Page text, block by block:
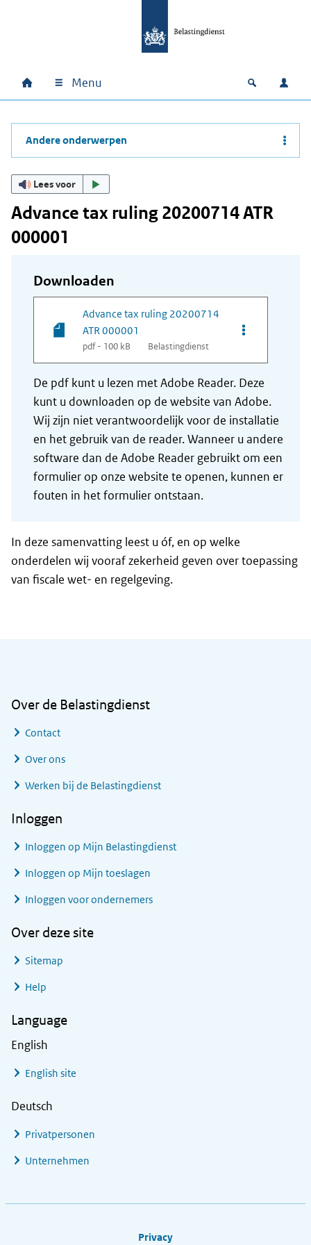
Hoofdnavigatie
Home Menu Open
Andere onderwerpen
Lees voor
Advance tax ruling 20200714 ATR
000001
Downloaden
Advance tax ruling 20200714
ATR 000001
pdf - 100 kB Belastingdienst
Opties van
De pdf kunt u lezen met Adobe Reader. Deze
kunt u downloaden op de website van Adobe.
Wij zijn niet verantwoordelijk voor de installatie
en het gebruik van de reader. Wanneer u andere
software dan de Adobe Reader gebruikt om een
formulier op onze website te openen, kunnen er
fouten in het formulier ontstaan.
In deze samenvatting leest u óf, en op welke
onderdelen wij vooraf zekerheid geven over toepassing
van fiscale wet- en regelgeving.
Over de Belastingdienst
Contact
Over ons
Werken bij de Belastingdienst
Inloggen
Inloggen op Mijn Belastingdienst
Inloggen op Mijn toeslagen
Inloggen voor ondernemers
Over deze site
Sitemap
Help
Language
English
English site
Deutsch
Privatpersonen
Unternehmen
Privacy